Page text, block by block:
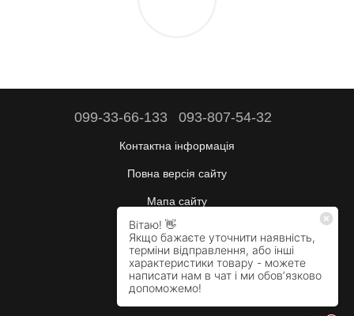
099-33-66-133 093-807-54-32
Контактна інформація
Повна версія сайту
Мапа сайту
Будні: 10:00–17:00
Сб:вихідний
Нд:вихідний